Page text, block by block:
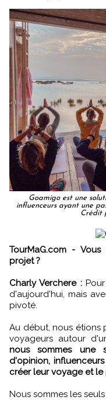
Goamigo est une
influenceurs ayant une
Crédit
TourMaG.com -
projet ?
Charly Verchere :Pour
d'aujourd'hui, mais
pivoté.
Au début, nous étions
voyageurs autour
nous sommes une
d'opinion,
créer leur voyage et
Nous sommes les